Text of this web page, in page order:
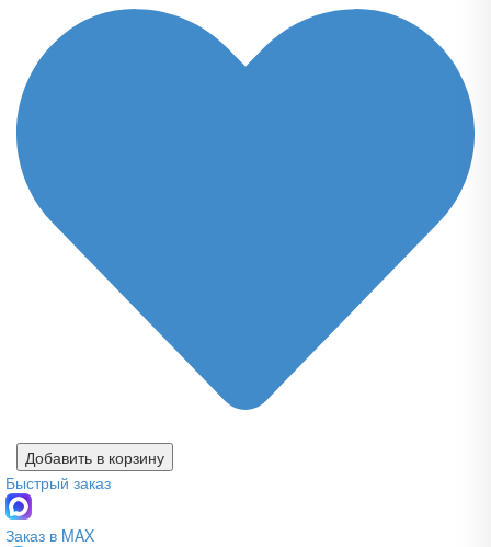
Добавить в корзину
Быстрый заказ
Заказ в MAX